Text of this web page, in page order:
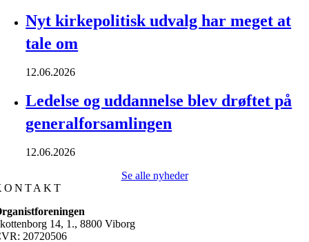
Nyt kirkepolitisk udvalg har meget at
tale om
12.06.2026
Ledelse og uddannelse blev drøftet på
generalforsamlingen
12.06.2026
Se alle nyheder
14, 1., 8800 Viborg
20720506